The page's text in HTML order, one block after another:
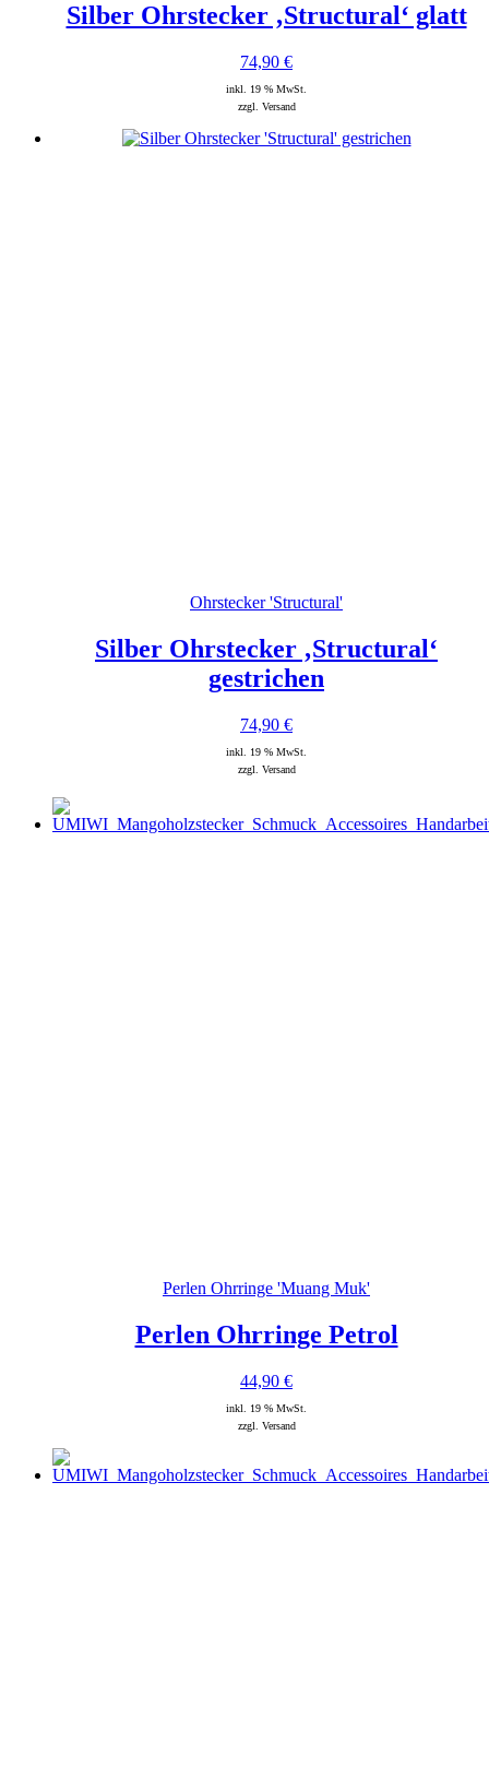
Silber Ohrstecker ‚Structural‘ glatt
74,90 €
inkl. 19 % MwSt.
zzgl. Versand
Ohrstecker 'Structural'
Silber Ohrstecker ‚Structural‘
gestrichen
74,90 €
inkl. 19 % MwSt.
zzgl. Versand
Perlen Ohrringe 'Muang Muk'
Perlen Ohrringe Petrol
44,90 €
inkl. 19 % MwSt.
zzgl. Versand